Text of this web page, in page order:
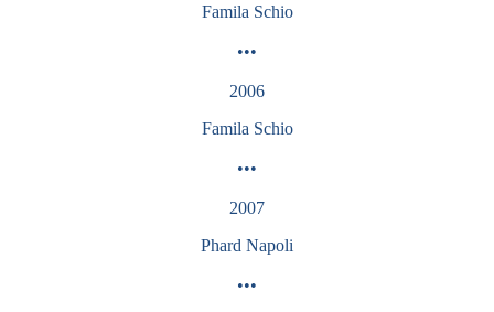
Famila Schio
•••
2006
Famila Schio
•••
2007
Phard Napoli
•••